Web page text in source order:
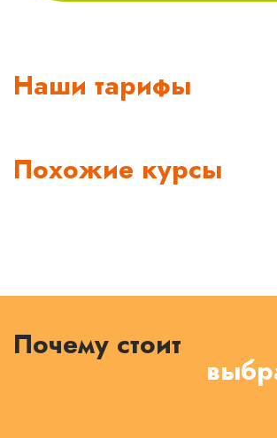
Наши тарифы
Похожие курсы
Почему стоит